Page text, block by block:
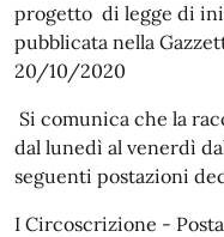
progetto di legge di
pubblicata nella
20/10/2020
Si comunica che la
dal lunedì al venerdì
seguenti postazioni
I Circoscrizione -